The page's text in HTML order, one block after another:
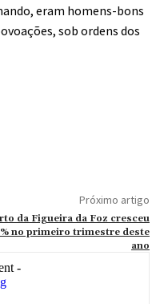
eram homens-bons
sob ordens dos
Próximo artigo
da Figueira da Foz cresceu
no primeiro trimestre deste
ano
-